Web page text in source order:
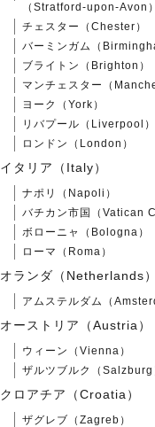
（Stratford-upon-Avon）
チェスター（Chester）
バーミンガム（
ブライトン（Brighton）
マンチェスター（
ヨーク（York）
リバプール（Liverpool）
ロンドン（London）
イタリア（Italy）
ナポリ（Napoli）
バチカン市国（Vatican
ボローニャ（Bologna）
ローマ（Roma）
オランダ（Netherlands）
アムステルダム（
オーストリア（Austria）
ウィーン（Vienna）
ザルツブルク（Salzburg
クロアチア（Croatia）
ザグレブ（Zagreb）